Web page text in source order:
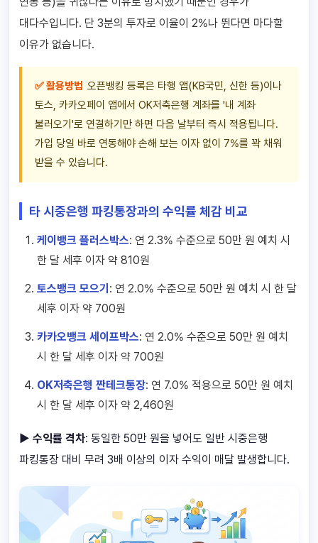
대다수입니다. 단 3분의 투자로 이율이 2%나 뛴다면 마다할
이유가 없습니다.
✅ 활용방법 오픈뱅킹 등록은 타행 앱(KB국민, 신한 등)이나
토스, 카카오페이 앱에서 OK저축은행 계좌를 '내 계좌
불러오기'로 연결하기만 하면 다음 날부터 즉시 적용됩니다.
가입 당일 바로 연동해야 손해 보는 이자 없이 7%를 꽉 채워
받을 수 있습니다.
타 시중은행 파킹통장과의 수익률 체감 비교
케이뱅크 플러스박스: 연 2.3% 수준으로 50만 원 예치 시
한 달 세후 이자 약 810원
토스뱅크 모으기 : 연 2.0% 수준으로 50만 원 예치 시 한 달
세후 이자 약 700원
카카오뱅크 세이프박스: 연 2.0% 수준으로 50만 원 예치
시 한 달 세후 이자 약 700원
OK저축은행 짠테크통장: 연 7.0% 적용으로 50만 원 예치
시 한 달 세후 이자 약 2,460원
▶ 수익률 격차: 동일한 50만 원을 넣어도 일반 시중은행
파킹통장 대비 무려 3배 이상의 이자 수익이 매달 발생합니다.